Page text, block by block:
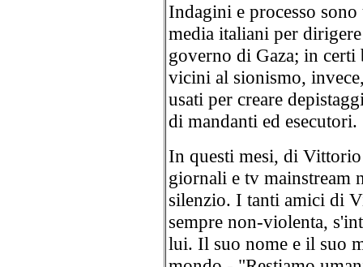
Indagini e processo
media italiani per
governo di Gaza; in certi
vicini al sionismo,
usati per creare
di mandanti ed esecutori.
In questi mesi, di
giornali e tv mainstream
silenzio. I tanti amici di
sempre non-violenta,
lui. Il suo nome e il suo